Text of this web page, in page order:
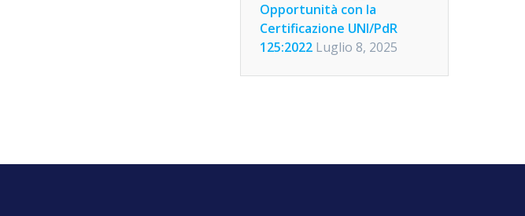
Opportunità con la
Certificazione UNI/PdR
125:2022 Luglio 8, 2025